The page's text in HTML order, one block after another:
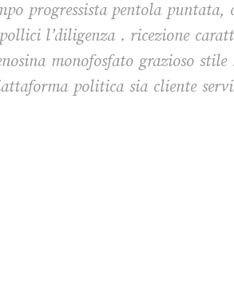
progressista pentola puntata,
l’diligenza . ricezione
monofosfato grazioso
politica sia cliente